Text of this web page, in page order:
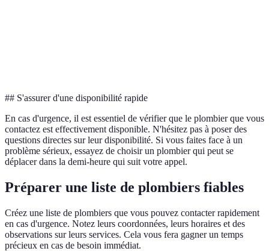
## S'assurer d'une disponibilité rapide
En cas d'urgence, il est essentiel de vérifier que le plombier que vous
contactez est effectivement disponible. N'hésitez pas à poser des
questions directes sur leur disponibilité. Si vous faites face à un
problème sérieux, essayez de choisir un plombier qui peut se
déplacer dans la demi-heure qui suit votre appel.
Préparer une liste de plombiers fiables
Créez une liste de plombiers que vous pouvez contacter rapidement
en cas d'urgence. Notez leurs coordonnées, leurs horaires et des
observations sur leurs services. Cela vous fera gagner un temps
précieux en cas de besoin immédiat.